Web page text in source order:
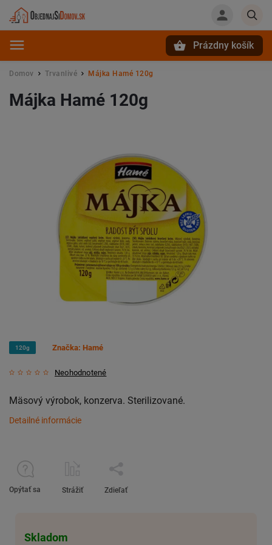
Prázdny košík
Domov / Trvanlivé / Májka Hamé 120g
Májka Hamé 120g
120g
Neohodnotené
Značka: Hamé
Skladom
Mäsový výrobok, konzerva. Sterilizované.
Detailné informácie
Opýtať sa Strážiť Zdieľať